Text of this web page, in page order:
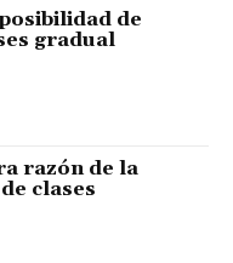
de
gradual
razón de la
clases